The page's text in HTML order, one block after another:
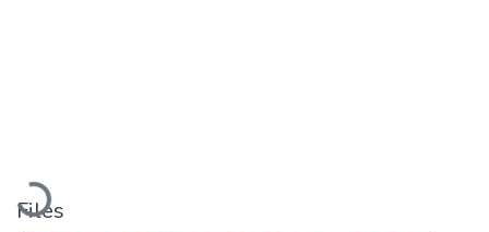
Loading...
Files